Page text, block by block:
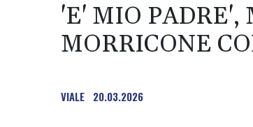
'E' MIO PADRE',
MORRICONE
VIALE 20.03.2026